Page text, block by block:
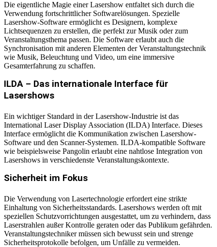
Die eigentliche Magie einer Lasershow entfaltet sich durch die
Verwendung fortschrittlicher Softwarelösungen. Spezielle
Lasershow-Software ermöglicht es Designern, komplexe
Lichtsequenzen zu erstellen, die perfekt zur Musik oder zum
Veranstaltungsthema passen. Die Software erlaubt auch die
Synchronisation mit anderen Elementen der Veranstaltungstechnik
wie Musik, Beleuchtung und Video, um eine immersive
Gesamterfahrung zu schaffen.
ILDA – Das internationale Interface für
Lasershows
Ein wichtiger Standard in der Lasershow-Industrie ist das
International Laser Display Association (ILDA) Interface. Dieses
Interface ermöglicht die Kommunikation zwischen Lasershow-
Software und den Scanner-Systemen. ILDA-kompatible Software
wie beispielsweise Pangolin erlaubt eine nahtlose Integration von
Lasershows in verschiedenste Veranstaltungskontexte.
Sicherheit im Fokus
Die Verwendung von Lasertechnologie erfordert eine strikte
Einhaltung von Sicherheitsstandards. Lasershows werden oft mit
speziellen Schutzvorrichtungen ausgestattet, um zu verhindern, dass
Laserstrahlen außer Kontrolle geraten oder das Publikum gefährden.
Veranstaltungstechniker müssen sich bewusst sein und strenge
Sicherheitsprotokolle befolgen, um Unfälle zu vermeiden.